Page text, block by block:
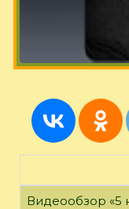
Видеообзор «5